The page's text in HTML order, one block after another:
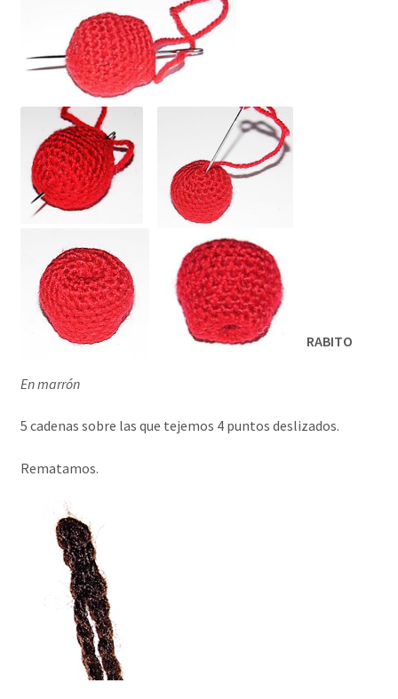
RABITO
En marrón
5 cadenas sobre las que tejemos 4 puntos deslizados.
Rematamos.